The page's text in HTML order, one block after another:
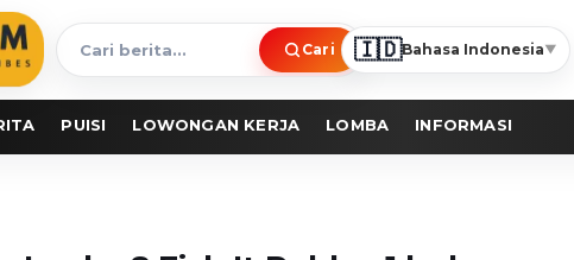
Cari
berita
Cari 🇮🇩Bahasa Indonesia▼
PUISI LOWONGAN KERJA LOMBA INFORMASI